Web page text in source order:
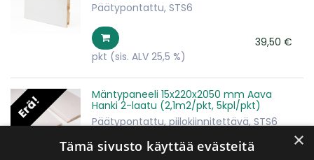
Päätypontattu, STS6
39,50 €
pkt (sis. ALV 25,5 %)
Erä!
Mäntypaneeli 15x220x2050 mm Aava
Hanki 2-laatu (2,1m2/pkt, 5kpl/pkt)
Päätypontattu, piilokiinnitettävä, STS6
×
Tämä sivusto käyttää evästeitä